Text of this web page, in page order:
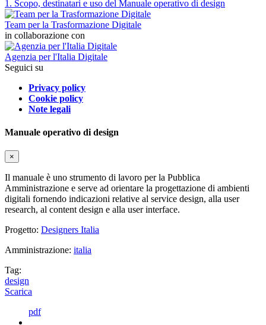
1. Scopo, destinatari e uso del Manuale operativo di design
Team per la Trasformazione Digitale
in collaborazione con
Agenzia per l'Italia Digitale
Seguici su
Privacy policy
Cookie policy
Note legali
Manuale operativo di design
×
Il manuale è uno strumento di lavoro per la Pubblica
Amministrazione e serve ad orientare la progettazione di ambienti
digitali fornendo indicazioni relative al service design, alla user
research, al content design e alla user interface.
Progetto: Designers Italia
Amministrazione: italia
Tag:
design
Scarica
pdf